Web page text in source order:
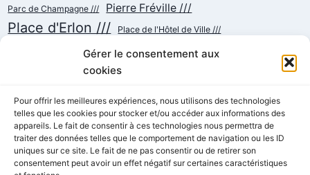
Gérer le consentement aux
cookies
Pour offrir les meilleures expériences, nous utilisons des technologies
telles que les cookies pour stocker et/ou accéder aux informations des
appareils. Le fait de consentir à ces technologies nous permettra de
traiter des données telles que le comportement de navigation ou les ID
uniques sur ce site. Le fait de ne pas consentir ou de retirer son
consentement peut avoir un effet négatif sur certaines caractéristiques
Parc de Champagne /// Pierre Fréville ///
Place d'Erlon /// Place de l'Hôtel de Ville ///
Place de la République /// Place du Cardinal Luçon ///
Place du Forum/des Marchés ///
Rue Buirette /// Rue Carnot /// Rue Chanzy /// Rue Colbert ///
Rue Cérès /// Rue de l'Etape /// Rue de Mars /// Rue de Talleyrand ///
Rue de Vesle /// Rue Thiers /// Succursalisme /// Tramway ///
École ///